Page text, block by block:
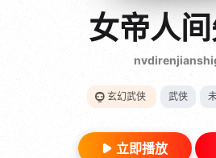
gt 0"}
28短剧
女帝人
玄幻武侠 武侠
立即播放